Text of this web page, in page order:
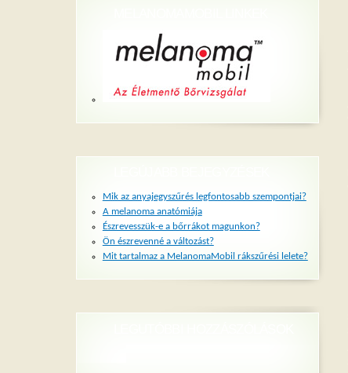
Mik az anyajegyszűrés legfontosabb szempontjai?
A melanoma anatómiája
Észrevesszük-e a bőrrákot magunkon?
Ön észrevenné a változást?
Mit tartalmaz a MelanomaMobil rákszűrési lelete?